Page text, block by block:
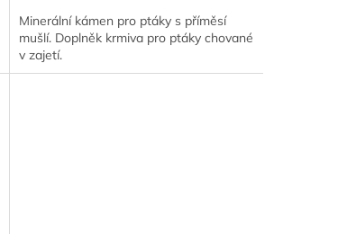
Minerální kámen pro ptáky s příměsí
mušlí. Doplněk krmiva pro ptáky chované
v zajetí.